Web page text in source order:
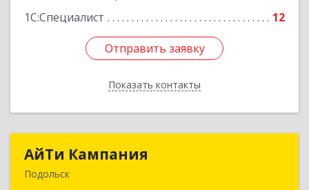
1С:Специалист
12
Отправить заявку
Показать контакты
Отправить заявку
Назад
АйТи Кампания
Подольск